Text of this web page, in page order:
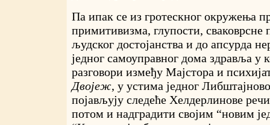
Па ипак се из гротескног окружења
примитивизма, глупости, сваковрсне
људског достојанства и до апсурда
једног самоуправног дома здравља у
разговори између Мајстора и
Двојеж, у устима једног
појављују следеће Хелдерлинове
потом и надградити својим “новим